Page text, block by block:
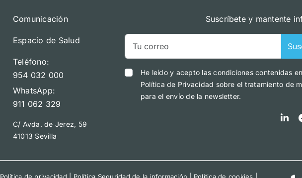
Comunicación
Espacio de Salud
Teléfono:
954 032 000
WhatsApp:
911 062 329
C/ Avda. de Jerez, 59
41013 Sevilla
Suscríbete y mantente
He leído y acepto las condiciones contenidas
Política de Privacidad sobre el tratamiento de
para el envío de la newsletter.
Política de privacidad Política Seguridad de la información Política de cookies